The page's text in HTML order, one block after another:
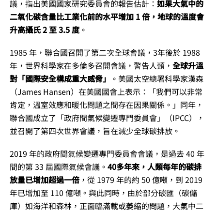
議，指出美國國家研究委員會的報告估計： 如果大氣中的
二氧化碳含量比工業化前的水平增加 1 倍，地球的溫度會
升高攝氏 2 至 3.5 度 。
1985 年，聯合國召開了第二次全球會議，3年後於 1988
年，世界科學家在多倫多召開會議，警告人類， 全球升溫
對「國際安全構成重大威脅」 。美國太空總署科學家漢森
（James Hansen）在美國國會上表示：「我們可以非常
肯定，溫室效應和暖化問題之間存在因果關係。」同年，
聯合國成立了「政府間氣候變遷專門委員會」（IPCC），
並召開了第四次世界會議，旨在減少全球碳排放。
2019 年的政府間氣候變遷專門委員會會議，是過去 40 年
間的第 33 屆國際氣候會議。 40多年來，人類每年的碳排
放量已增加超過一倍 ，從 1979 年的約 50 億噸，到 2019
年已增加至 110 億噸。與此同時，由於部分碳匯（碳儲
庫）如海洋和森林，正面臨滿載或萎縮的問題，大氣中二